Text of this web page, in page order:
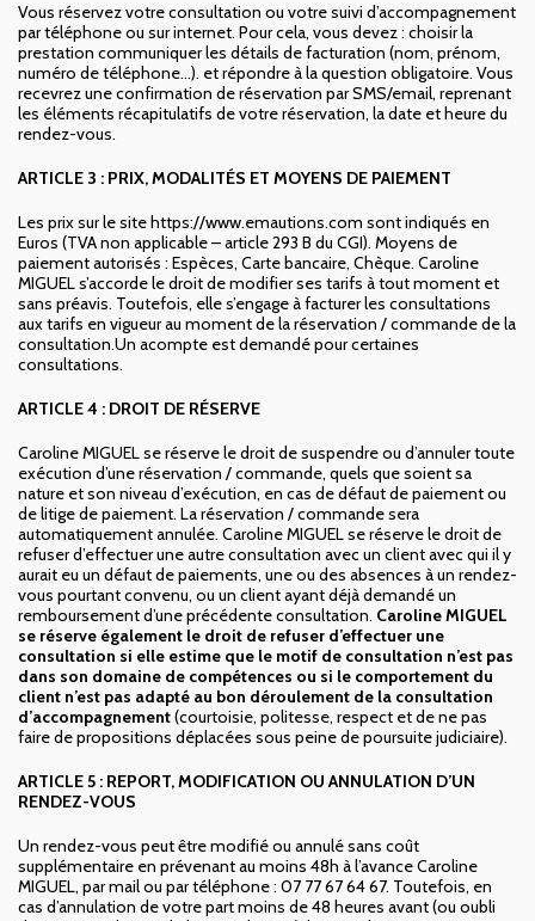
Vous réservez votre consultation ou votre suivi d’accompagnement
par téléphone ou sur internet. Pour cela, vous devez : choisir la
prestation communiquer les détails de facturation (nom, prénom,
numéro de téléphone…). et répondre à la question obligatoire. Vous
recevrez une confirmation de réservation par SMS/email, reprenant
les éléments récapitulatifs de votre réservation, la date et heure du
rendez-vous.
ARTICLE 3 : PRIX, MODALITÉS ET MOYENS DE PAIEMENT
Les prix sur le site https://www.emautions.com sont indiqués en
Euros (TVA non applicable – article 293 B du CGI). Moyens de
paiement autorisés : Espèces, Carte bancaire, Chèque. Caroline
MIGUEL s’accorde le droit de modifier ses tarifs à tout moment et
sans préavis. Toutefois, elle s’engage à facturer les consultations
aux tarifs en vigueur au moment de la réservation / commande de la
consultation.Un acompte est demandé pour certaines
consultations.
ARTICLE 4 : DROIT DE RÉSERVE
Caroline MIGUEL se réserve le droit de suspendre ou d’annuler toute
exécution d’une réservation / commande, quels que soient sa
nature et son niveau d’exécution, en cas de défaut de paiement ou
de litige de paiement. La réservation / commande sera
automatiquement annulée. Caroline MIGUEL se réserve le droit de
refuser d’effectuer une autre consultation avec un client avec qui il y
aurait eu un défaut de paiements, une ou des absences à un rendez-
vous pourtant convenu, ou un client ayant déjà demandé un
remboursement d’une précédente consultation. Caroline MIGUEL
se réserve également le droit de refuser d’effectuer une
consultation si elle estime que le motif de consultation n’est pas
dans son domaine de compétences ou si le comportement du
client n’est pas adapté au bon déroulement de la consultation
d’accompagnement(courtoisie, politesse, respect et de ne pas
faire de propositions déplacées sous peine de poursuite judiciaire).
ARTICLE 5 : REPORT, MODIFICATION OU ANNULATION D’UN
RENDEZ-VOUS
Un rendez-vous peut être modifié ou annulé sans coût
supplémentaire en prévenant au moins 48h à l’avance Caroline
MIGUEL, par mail ou par téléphone : 07 77 67 64 67. Toutefois, en
cas d’annulation de votre part moins de 48 heures avant (ou oubli